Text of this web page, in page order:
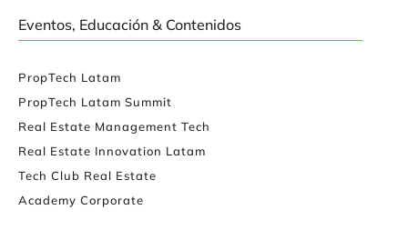
Eventos, Educación & Contenidos
PropTech Latam
PropTech Latam Summit
Real Estate Management Tech
Real Estate Innovation Latam
Tech Club Real Estate
Academy Corporate